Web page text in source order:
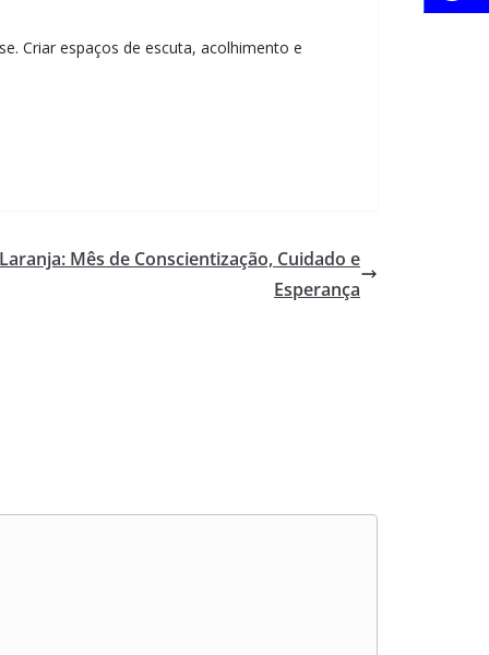
Criar espaços de escuta, acolhimento e
Mês de Conscientização, Cuidado e
Esperança